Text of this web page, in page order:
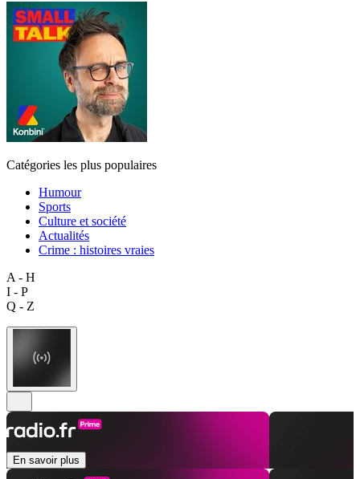
Catégories les plus populaires
Humour
Sports
Culture et société
Actualités
Crime : histoires vraies
A - H
I - P
Q - Z
En savoir plus